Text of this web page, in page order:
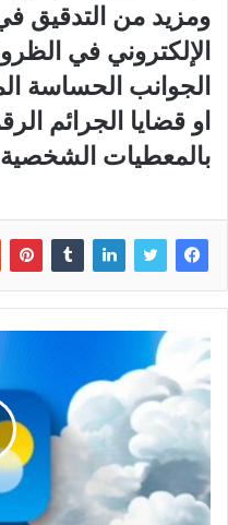
ومزيد من التدقيق
الإلكتروني في
الجوانب الحساسة
او قضايا الجرائم
بالمعطيات